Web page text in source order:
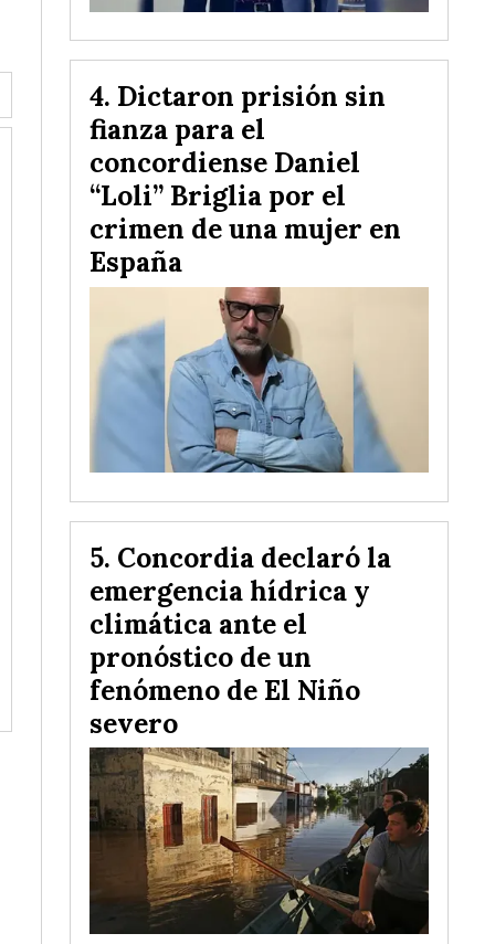
Dictaron prisión sin
fianza para el
concordiense Daniel
“Loli” Briglia por el
crimen de una mujer en
España
Concordia declaró la
emergencia hídrica y
climática ante el
pronóstico de un
fenómeno de El Niño
severo